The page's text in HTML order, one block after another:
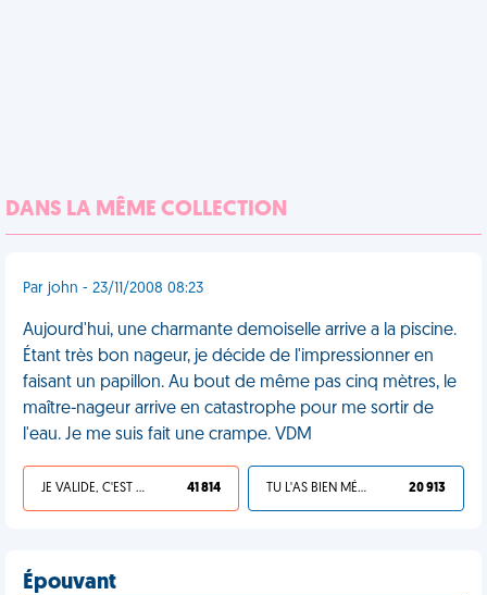
DANS LA MÊME COLLECTION
Par john - 23/11/2008 08:23
Aujourd'hui, une charmante demoiselle arrive a la piscine.
Étant très bon nageur, je décide de l'impressionner en
faisant un papillon. Au bout de même pas cinq mètres, le
maître-nageur arrive en catastrophe pour me sortir de
l'eau. Je me suis fait une crampe. VDM
JE VALIDE, C'EST UNE VDM 41 814 TU L'AS BIEN MÉRITÉ 20 913
Épouvant